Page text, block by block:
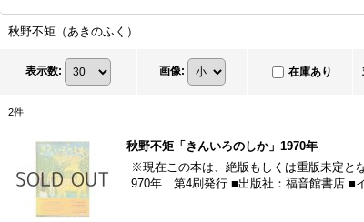
秋野不矩（あきのふく）
表示数: 画像: 在庫あり
2件
秋野不矩「きんいろのしか」1970年
※現在この本は、絶版もしくは重版未定と
970年 第4刷発行 ■出版社：福音館書店